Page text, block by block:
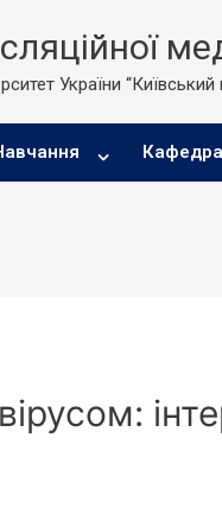
України “Київський
Кафедра